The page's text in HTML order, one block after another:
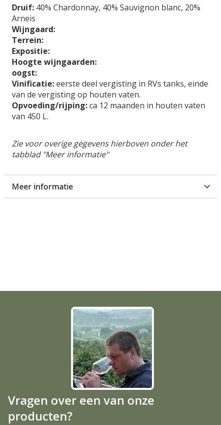
Druif: 40% Chardonnay, 40% Sauvignon blanc, 20%
Arneis
Wijngaard:
Terrein:
Expositie:
Hoogte wijngaarden:
oogst:
Vinificatie:eerste deel vergisting in RVs tanks, einde
van de vergisting op houten vaten.
Opvoeding/rijping:ca 12 maanden in houten vaten
van 450 L.
Zie voor overige gegevens hierboven onder het
tabblad "Meer informatie"
Meer informatie
Vragen over een van onze
producten?